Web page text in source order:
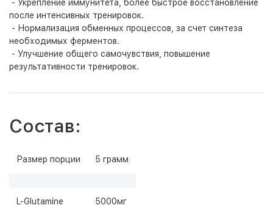
- Укрепление иммунитета, более быстрое восстановление
после интенсивных тренировок.
- Нормализация обменных процессов, за счет синтеза
необходимых ферментов.
- Улучшение общего самочувствия, повышение
результативности тренировок.
Состав:
Размер порции 5 грамм
L-Glutamine 5000мг